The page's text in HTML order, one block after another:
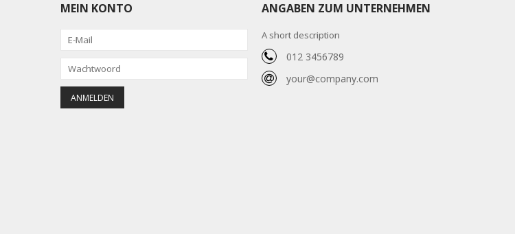
MEIN KONTO ANGABEN ZUM UNTERNEHMEN
A short description
012 3456789
your@company.com